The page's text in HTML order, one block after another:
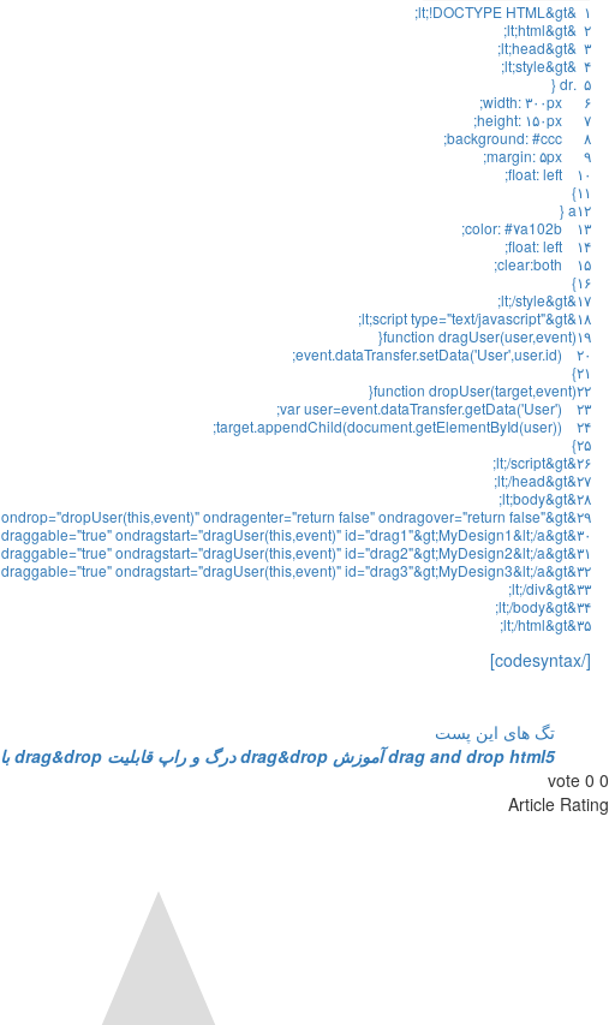
۱
۲
۳
۴
۵
۶
۷
۸
۹
۱۰
۱۱
۱۲
۱۳
۱۴
۱۵
۱۶
۱۷
۱۸
۱۹
۲۰
۲۱
۲۲
۲۳
۲۴
۲۵
۲۶
۲۷
۲۸
۲۹
۳۰
۳۱
۳۲
۳۳
۳۴
۳۵
&
lt;!DOCTYPE HTML &gt
;
&
lt;html&gt
;
&
lt;head&gt
;
&
lt;style&gt
;
.
dr
{
width:۳۰۰px
;
height: ۱۵۰px
;
background:#ccc;
margin:۵px
;
float:left
;
}
a
{
color:#۷a102b;
float:left
;
clear:both
;
}
&
lt;/style&gt
;
&
lt;scripttype="text/javascript"&gt
;
function dragUser(user,event)
{
event.dataTransfer.setData('User',user.id)
;
}
function dropUser(target,event)
{
varuser=event.dataTransfer.getData('User')
;
target.appendChild(document.getElementById(user))
;
}
&
lt;/script&gt
;
&
lt;/head&gt
;
&
lt;body&gt
;
&
ondrop="dropUser(this,event)"ondragenter="return false"ondragover="return false"&gt
&
draggable="true"ondragstart="dragUser(this,event)"id="drag1"&gt;MyDesign1&lt;/a&gt
&
draggable="true"ondragstart="dragUser(this,event)"id="drag2"&gt;MyDesign2&lt;/a&gt
&
draggable="true"ondragstart="dragUser(this,event)"id="drag3"&gt;MyDesign3&lt;/a&gt
&
lt;/div&gt
;
&
lt;/body&gt
;
&
lt;/html&gt
;
[/codesyntax]
تگ های این پست
drag and drop html5 آموزش drag&drop درگ و راپ قابلیت drag&drop با html5
0
0
vote
Article Rating